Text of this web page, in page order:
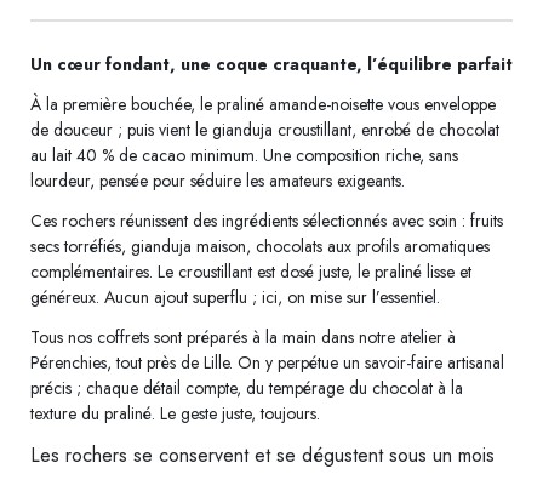
Un cœur fondant, une coque craquante, l’équilibre parfait
À la première bouchée, le praliné amande-noisette vous enveloppe
de douceur ; puis vient le gianduja croustillant, enrobé de chocolat
au lait 40 % de cacao minimum. Une composition riche, sans
lourdeur, pensée pour séduire les amateurs exigeants.
Ces rochers réunissent des ingrédients sélectionnés avec soin : fruits
secs torréfiés, gianduja maison, chocolats aux profils aromatiques
complémentaires. Le croustillant est dosé juste, le praliné lisse et
généreux. Aucun ajout superflu ; ici, on mise sur l’essentiel.
Tous nos coffrets sont préparés à la main dans notre atelier à
Pérenchies, tout près de Lille. On y perpétue un savoir-faire artisanal
précis ; chaque détail compte, du tempérage du chocolat à la
texture du praliné. Le geste juste, toujours.
Les rochers se conservent et se dégustent sous un mois